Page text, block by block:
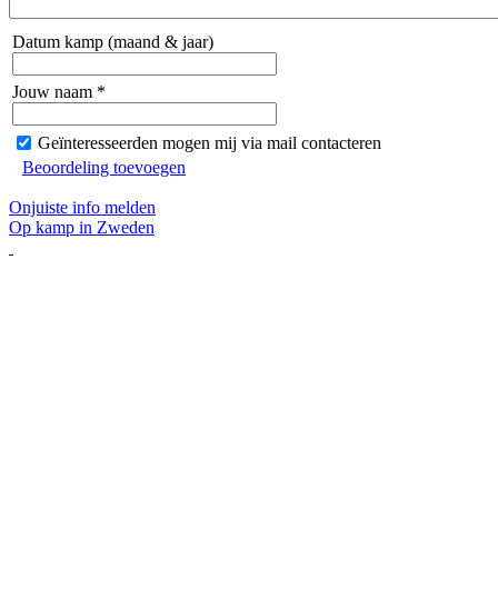
Datum kamp (maand & jaar)
Jouw naam *
Geïnteresseerden mogen mij via mail contacteren
Beoordeling toevoegen
Onjuiste info melden
Op kamp in Zweden